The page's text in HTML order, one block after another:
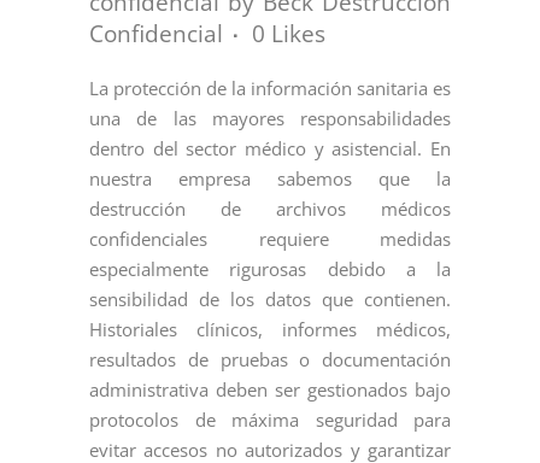
Confidencial
0 Likes
La protección de la información sanitaria es
una de las mayores responsabilidades
dentro del sector médico y asistencial. En
nuestra empresa sabemos que la
destrucción de archivos médicos
confidenciales requiere medidas
especialmente rigurosas debido a la
sensibilidad de los datos que contienen.
Historiales clínicos, informes médicos,
resultados de pruebas o documentación
administrativa deben ser gestionados bajo
protocolos de máxima seguridad para
evitar accesos no autorizados y garantizar